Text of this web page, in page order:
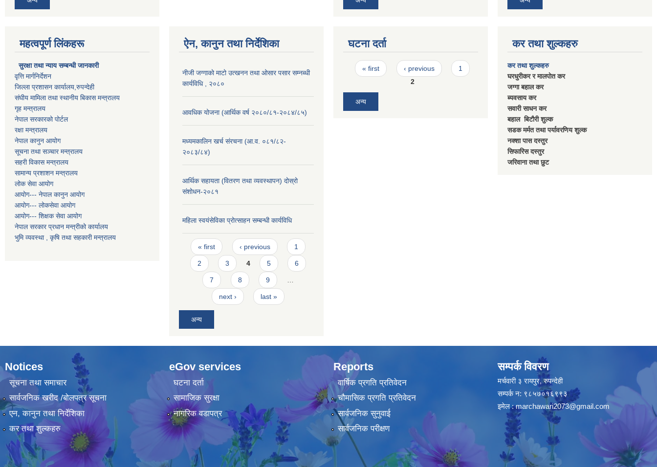
महत्वपूर्ण लिंकहरू
सुरक्षा तथा न्याय सम्बन्धी जानकारी
वृत्ति मार्गनिर्देशन
जिल्ला प्रशासन कार्यालय,रुपन्देही
संघीय मामिला तथा स्थानीय बिकास मन्त्रालय
गृह मन्त्रालय
नेपाल सरकारको पोर्टल
रक्षा मन्त्रालय
नेपाल कानुन आयोग
सूचना तथा सञ्चार मन्त्रालय
सहरी विकास मन्त्रालय
सामान्य प्रशाशन मन्त्रालय
लोक सेवा आयोग
आयोग--- नेपाल कानुन आयोग
आयोग--- लोकसेवा आयोग
आयोग--- शिक्षक सेवा आयोग
नेपाल सरकार प्रधान मन्त्रीको कार्यालय
भुमि व्यवस्था , कृषि तथा सहकारी मन्त्रालय
ऐन, कानुन तथा निर्देशिका
नीजी जग्गाको माटो उत्खनन तथा ओसार पसार सम्नब्धी
कार्यविधि , २०८०
आवधिक योजना (आर्थिक वर्ष २०८०/८१-२०८४/८५)
मध्यमकालिन खर्च संरचना (आ.व. ०८१/८२-
२०८३/८४)
आर्थिक सहायता (वितरण तथा व्यवस्थापन) दोस्रो
संशोधन-२०८१
महिला स्वयंसेविका प्रोत्साहन सम्बन्धी कार्यविधि
Pages
« first ‹ previous 1
2 3 4 5 6
7 8 9
next › last »
अन्य
घटना दर्ता
Pages
« first ‹ previous
1
2
अन्य
कर तथा शुल्कहरु
कर तथा शुल्कहरु
घरधुरीकर र मालपाेत कर
जग्गा बहाल कर
ब्यवसाय कर
सवारी साधन कर
बहाल बिटाैरी शुल्क
सडक मर्मत तथा पर्यावरणिय शुल्क
नक्शा पास दस्तुर
सिफारिस दस्तुर
जरिवाना तथा छुट
Notices
सूचना तथा समाचार
सार्वजनिक खरीद /बोलपत्र सूचना
एन, कानुन तथा निर्देशिका
कर तथा शुल्कहरु
eGov services
घटना दर्ता
सामाजिक सुरक्षा
नागरिक वडापत्र
Reports
वार्षिक प्रगति प्रतिवेदन
चौमासिक प्रगति प्रतिवेदन
सार्वजनिक सुनुवाई
सार्वजनिक परीक्षण
सम्पर्क विवरण
मर्चवारी ३ रायपुर, रुपन्देही
सम्पर्क न: ९८५७०१६९९३
इमेल :marchawari2073@gmail.com